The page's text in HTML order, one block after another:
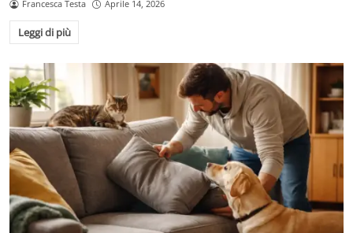
Francesca Testa Aprile 14, 2026
Leggi di più